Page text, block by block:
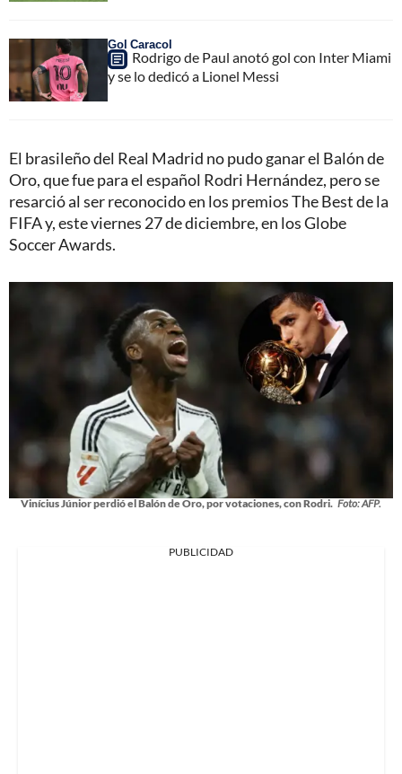
Gol Caracol
Rodrigo de Paul anotó gol con Inter Miami
y se lo dedicó a Lionel Messi
El brasileño del Real Madrid no pudo ganar el Balón de
Oro, que fue para el español Rodri Hernández, pero se
resarció al ser reconocido en los premios The Best de la
FIFA y, este viernes 27 de diciembre, en los Globe
Soccer Awards.
Vinícius Júnior perdió el Balón de Oro, por votaciones, con Rodri. Foto: AFP.
PUBLICIDAD